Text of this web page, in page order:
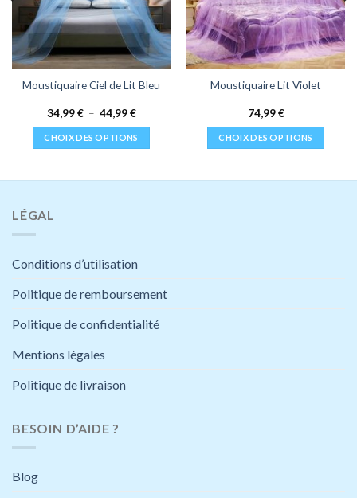
Moustiquaire Ciel de Lit Bleu
34,99€ – 44,99€Plage
prix :
34,99 €
à
CHOIX DES OPTIONS
options
être
sur
page
produit
Moustiquaire Lit Violet
74,99€
CHOIX DES OPTIONS
LÉGAL
Conditions d’utilisation
Politique de remboursement
Politique de confidentialité
Mentions légales
Politique de livraison
BESOIN D’AIDE ?
Blog